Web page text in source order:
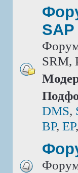
SAP
SRM,
DMS,
BP, EP,